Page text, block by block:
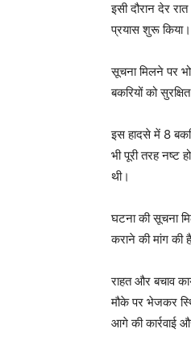
इसी दौरान देर
प्रयास शुरू किया।
सूचना मिलने पर
बकरियों को
इस हादसे में 8
भी पूरी तरह नष्ट
थी।
घटना की सूचना
कराने की मांग की
राहत और बचाव
मौके पर भेजकर
आगे की कार्रवाई